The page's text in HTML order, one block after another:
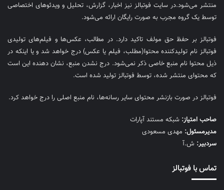
منتشر می‌شود.در سایت فوتبالز نیز اخبار، گزارش، تحلیل و ویدئوهای اختصاصی
توسط یک گروه مجرب به صورت رایگان ارائه می‌شود.
فوتبالز بر حفظ حق مولف تاکید دارد. در مطالب، عکس‌ها و فیلم‌های تولیدی
فوتبالز نام تولیدکننده محتوا(مطلب، فیلم یا عکس) درج خواهد شد و یا اینکه در
ذیل محتوا نام منبع خاصی ذکر نمی‌‎شود. درج نشدن منبع، نشان دهنده این است
که محتوای منتشر شده، توسط فوتبالز تولید شده است.
فوتبالز در صورت بازنشر محتوای سایر رسانه‌ها، نام منبع اصلی را درج خواهد کرد.
صاحب امتیاز: شبکه مستند آپارات
مديرمسئول: مهدی مسعودی
سردبیر: ش.آ
تماس با فوتبالز